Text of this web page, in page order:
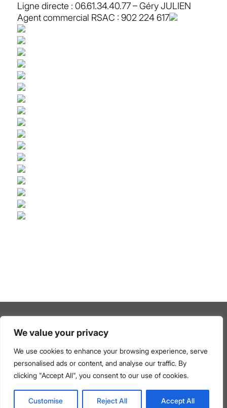
We value your privacy
We use cookies to enhance your browsing experience, serve
personalised ads or content, and analyse our traffic. By
clicking "Accept All", you consent to our use of cookies.
Customise Reject All Accept All
Ligne directe : 06.61.34.40.77 – Géry JULIEN
Agent commercial RSAC : 902 224 617
Mentions légales–Politique de confidentialité & Protection
Médiateur de la consommation et mentions légales du
Centre de Prestations de Services –Les barèmes
d’honoraires de l’agence
© Copyright 2026 FORTIS IMMO – Tous droits réservés